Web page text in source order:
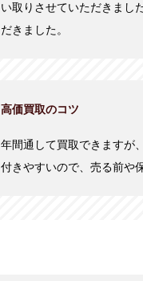
い取りさせていただきまし
だきました。
高価買取のコツ
年間通して買取できますが
付きやすいので、売る前や